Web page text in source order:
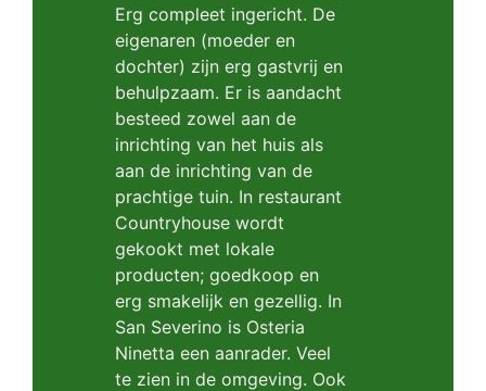
Erg compleet ingericht. De
eigenaren (moeder en
dochter) zijn erg gastvrij en
behulpzaam. Er is aandacht
besteed zowel aan de
inrichting van het huis als
aan de inrichting van de
prachtige tuin. In restaurant
Countryhouse wordt
gekookt met lokale
producten; goedkoop en
erg smakelijk en gezellig. In
San Severino is Osteria
Ninetta een aanrader. Veel
te zien in de omgeving. Ook